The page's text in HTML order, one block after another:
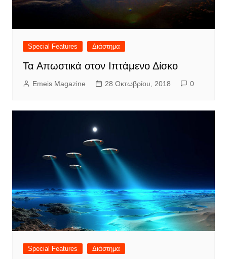
Special Features Διάστημα
Τα Απωστικά στον Ιπτάμενο Δίσκο
Emeis Magazine 28 Οκτωβρίου, 2018 0
Special Features Διάστημα